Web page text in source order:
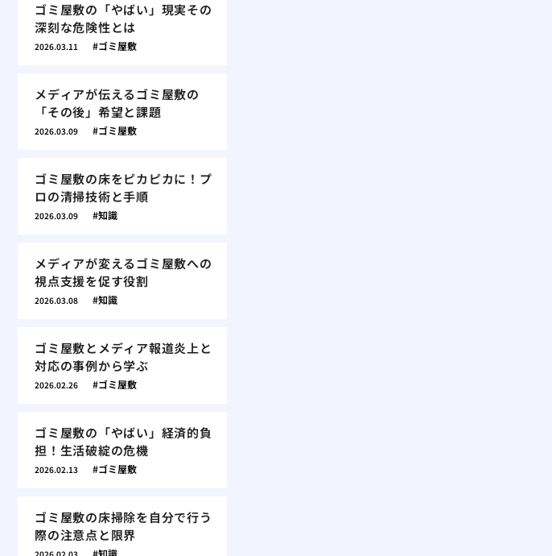
ゴミ屋敷の「やばい」現実その
深刻な危険性とは
2026.03.11 ゴミ屋敷
メディアが伝えるゴミ屋敷の
「その後」希望と課題
2026.03.09 ゴミ屋敷
ゴミ屋敷の床をピカピカに！プ
ロの清掃技術と手順
2026.03.09 知識
メディアが変えるゴミ屋敷への
視点支援を促す役割
2026.03.08 知識
ゴミ屋敷とメディア報道炎上と
対応の事例から学ぶ
2026.02.26 ゴミ屋敷
ゴミ屋敷の「やばい」経済的負
担！生活破綻の危機
2026.02.13 ゴミ屋敷
ゴミ屋敷の床掃除を自分で行う
際の注意点と限界
2026.02.03 知識